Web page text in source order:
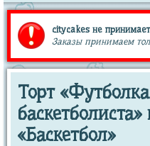
citycakes не
Заказы принимаем
Торт
баскетболиста»
«Баскетбол»